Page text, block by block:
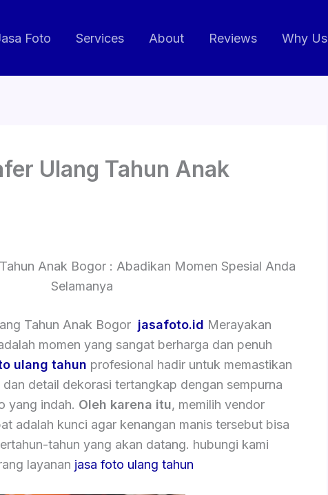
Foto Services About Reviews Why Us
Ulang Tahun Anak
Anak Bogor : Abadikan Momen Spesial Anda
Selamanya
Tahun Anak Bogor jasafoto.id Merayakan
momen yang sangat berharga dan penuh
ulang tahun profesional hadir untuk memastikan
detail dekorasi tertangkap dengan sempurna
yang indah. Oleh karena itu, memilih vendor
adalah kunci agar kenangan manis tersebut bisa
tahun yang akan datang. hubungi kami
layanan jasa foto ulang tahun